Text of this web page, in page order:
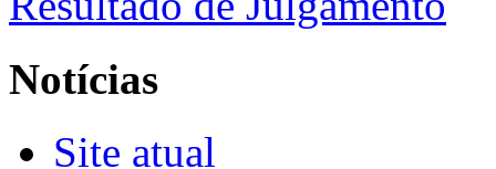
Notícias
Site atual